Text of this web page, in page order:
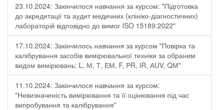
23.10.2024: Закінчилося навчання за курсом: "Підготовка
до акредитації та аудит медичних (клініко-діагностичних)
лабораторій відповідно до вимог ISO 15189:2022"
17.10.2024: Закінчилось навчання за курсом "Повірка та
калібрування засобів вимірювальної техніки за обраним
видом вимірювань: L, М, Т, ЕМ, F, РR, ІR, АUV, QМ"
11.10.2024: Закінчилося навчання за курсом:
"Невизначеність вимірювання та її оцінювання під час
випробування та калібрування"